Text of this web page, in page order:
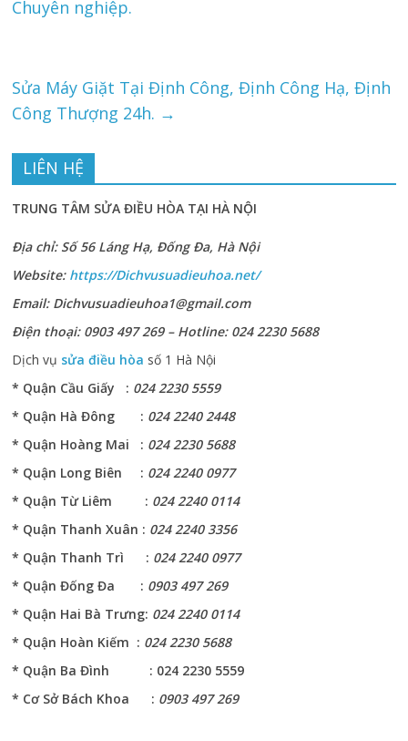
Chuyên nghiệp.
Sửa Máy Giặt Tại Định Công, Định Công Hạ, Định
Công Thượng 24h. →
LIÊN HỆ
TRUNG TÂM SỬA ĐIỀU HÒA TẠI HÀ NỘI
Địa chỉ: Số 56 Láng Hạ, Đống Đa, Hà Nội
Website: https://Dichvusuadieuhoa.net/
Email: Dichvusuadieuhoa1@gmail.com
Điện thoại: 0903 497 269 – Hotline: 024 2230 5688
Dịch vụ sửa điều hòa số 1 Hà Nội
* Quận Cầu Giấy : 024 2230 5559
* Quận Hà Đông : 024 2240 2448
* Quận Hoàng Mai : 024 2230 5688
* Quận Long Biên : 024 2240 0977
* Quận Từ Liêm : 024 2240 0114
* Quận Thanh Xuân : 024 2240 3356
* Quận Thanh Trì : 024 2240 0977
* Quận Đống Đa : 0903 497 269
* Quận Hai Bà Trưng: 024 2240 0114
* Quận Hoàn Kiếm : 024 2230 5688
* Quận Ba Đình : 024 2230 5559
* Cơ Sở Bách Khoa : 0903 497 269